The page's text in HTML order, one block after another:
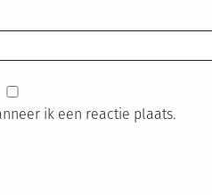
ik een reactie plaats.